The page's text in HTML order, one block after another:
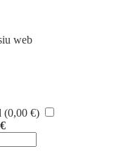
web
(0,00 €)
€